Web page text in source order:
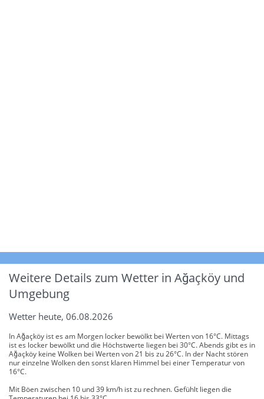
Weitere Details zum Wetter in Ağaçköy und
Umgebung
Wetter heute, 06.08.2026
In Ağaçköy ist es am Morgen locker bewölkt bei Werten von 16°C. Mittags
ist es locker bewölkt und die Höchstwerte liegen bei 30°C. Abends gibt es in
Ağaçköy keine Wolken bei Werten von 21 bis zu 26°C. In der Nacht stören
nur einzelne Wolken den sonst klaren Himmel bei einer Temperatur von
16°C.
Mit Böen zwischen 10 und 39 km/h ist zu rechnen. Gefühlt liegen die